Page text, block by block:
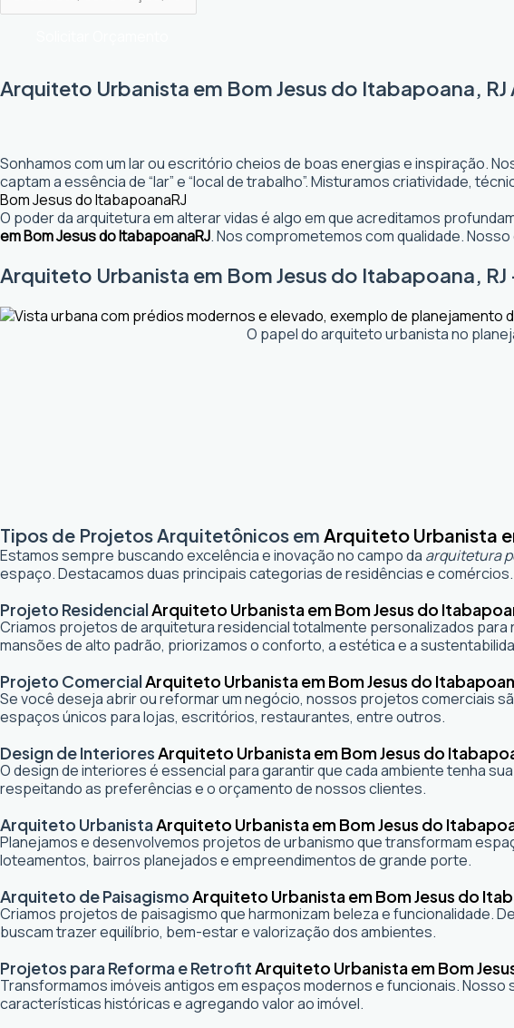
Arquiteto Urbanista em Bom Jesus do Itabapoana,
Sonhamos com um lar ou escritório cheios de boas energias e inspiração.
captam a essência de “lar” e “local de trabalho”. Misturamos criatividade,
Bom Jesus do ItabapoanaRJ
O poder da arquitetura em alterar vidas é algo em que acreditamos
em Bom Jesus do ItabapoanaRJ. Nos comprometemos com qualidade.
Arquiteto Urbanista em Bom Jesus do Itabapoana,
O papel do arquiteto urbanista no
Tipos de Projetos Arquitetônicos em Arquiteto Urbanista
Estamos sempre buscando excelência e inovação no campo da arquitetura
espaço. Destacamos duas principais categorias de residências e
Projeto ResidencialArquiteto Urbanista em Bom Jesus do
Criamos projetos de arquitetura residencial totalmente personalizados
mansões de alto padrão, priorizamos o conforto, a estética e a
Projeto ComercialArquiteto Urbanista em Bom Jesus do
Se você deseja abrir ou reformar um negócio, nossos projetos comerciais
espaços únicos para lojas, escritórios, restaurantes, entre outros.
Design de InterioresArquiteto Urbanista em Bom Jesus do
O design de interiores é essencial para garantir que cada ambiente tenha
respeitando as preferências e o orçamento de nossos clientes.
Arquiteto UrbanistaArquiteto Urbanista em Bom Jesus do
Planejamos e desenvolvemos projetos de urbanismo que transformam
loteamentos, bairros planejados e empreendimentos de grande porte.
Arquiteto de PaisagismoArquiteto Urbanista em Bom Jesus do
Criamos projetos de paisagismo que harmonizam beleza e
buscam trazer equilíbrio, bem-estar e valorização dos ambientes.
Projetos para Reforma e RetrofitArquiteto Urbanista em Bom
Transformamos imóveis antigos em espaços modernos e funcionais.
características históricas e agregando valor ao imóvel.